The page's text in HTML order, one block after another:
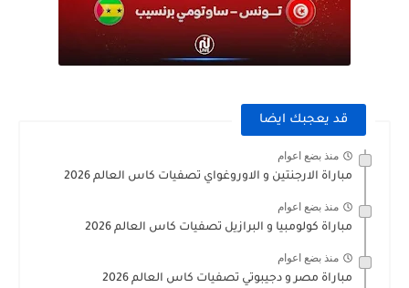
قد يعجبك ايضا
منذ بضع اعوام
مباراة الارجنتين و الاوروغواي تصفيات كاس العالم 2026
منذ بضع اعوام
مباراة كولومبيا و البرازيل تصفيات كاس العالم 2026
منذ بضع اعوام
مباراة مصر و دجيبوتي تصفيات كاس العالم 2026